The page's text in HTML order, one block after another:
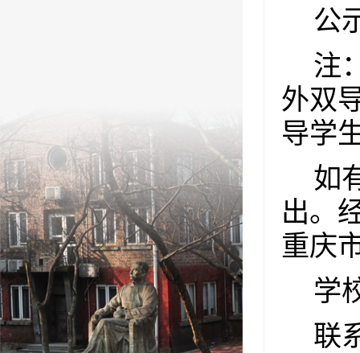
公
注
外双
导学
如
出。
重庆
学
联